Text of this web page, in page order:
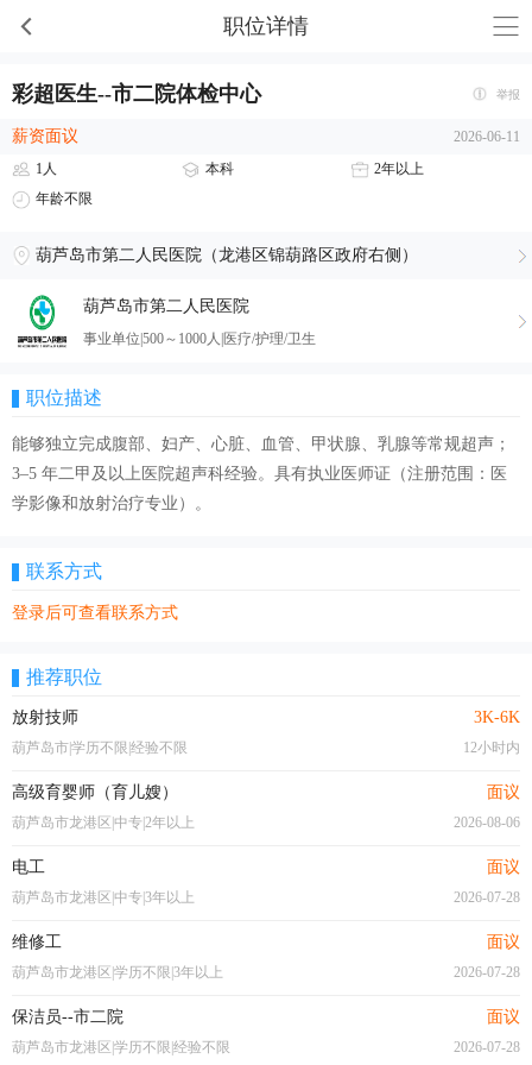
职位详情
彩超医生--市二院体检中心 举报
薪资面议
2026-06-11
1人
本科
2年以上
年龄不限
葫芦岛市第二人民医院（龙港区锦葫路区政府右侧）
葫芦岛市第二人民医院
事业单位|500～1000人|医疗/护理/卫生
职位描述
能够独立完成腹部、妇产、心脏、血管、甲状腺、乳腺等常规超声；
3–5 年二甲及以上医院超声科经验。具有执业医师证（注册范围：医
学影像和放射治疗专业）。
联系方式
登录后可查看联系方式
推荐职位
放射技师 3K-6K
葫芦岛市|学历不限|经验不限 12小时内
高级育婴师（育儿嫂） 面议
葫芦岛市龙港区|中专|2年以上 2026-08-06
电工 面议
葫芦岛市龙港区|中专|3年以上 2026-07-28
维修工 面议
葫芦岛市龙港区|学历不限|3年以上 2026-07-28
保洁员--市二院 面议
葫芦岛市龙港区|学历不限|经验不限 2026-07-28